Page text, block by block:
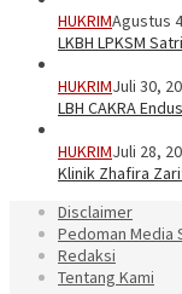
HUKRIMAgustus
LKBH LPKSM
HUKRIMJuli 30,
LBH CAKRA
HUKRIMJuli 28,
Klinik Zhafira
Disclaimer
Pedoman Media
Redaksi
Tentang Kami